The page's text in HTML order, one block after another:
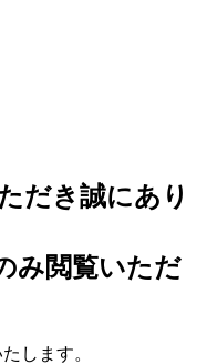
だき誠にあり
み閲覧いただ
します。